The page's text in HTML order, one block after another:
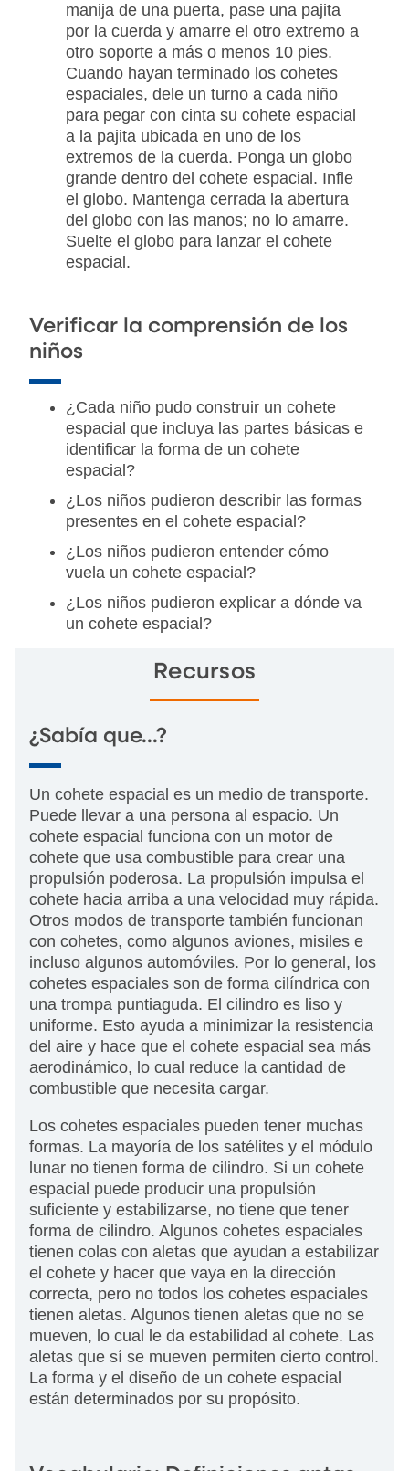
manija de una puerta, pase una pajita
por la cuerda y amarre el otro extremo a
otro soporte a más o menos 10 pies.
Cuando hayan terminado los cohetes
espaciales, dele un turno a cada niño
para pegar con cinta su cohete espacial
a la pajita ubicada en uno de los
extremos de la cuerda. Ponga un globo
grande dentro del cohete espacial. Infle
el globo. Mantenga cerrada la abertura
del globo con las manos; no lo amarre.
Suelte el globo para lanzar el cohete
espacial.
Verificar la comprensión de los
niños
¿Cada niño pudo construir un cohete
espacial que incluya las partes básicas e
identificar la forma de un cohete
espacial?
¿Los niños pudieron describir las formas
presentes en el cohete espacial?
¿Los niños pudieron entender cómo
vuela un cohete espacial?
¿Los niños pudieron explicar a dónde va
un cohete espacial?
Recursos
¿Sabía que...?
Un cohete espacial es un medio de transporte.
Puede llevar a una persona al espacio. Un
cohete espacial funciona con un motor de
cohete que usa combustible para crear una
propulsión poderosa. La propulsión impulsa el
cohete hacia arriba a una velocidad muy rápida.
Otros modos de transporte también funcionan
con cohetes, como algunos aviones, misiles e
incluso algunos automóviles. Por lo general, los
cohetes espaciales son de forma cilíndrica con
una trompa puntiaguda. El cilindro es liso y
uniforme. Esto ayuda a minimizar la resistencia
del aire y hace que el cohete espacial sea más
aerodinámico, lo cual reduce la cantidad de
combustible que necesita cargar.
Los cohetes espaciales pueden tener muchas
formas. La mayoría de los satélites y el módulo
lunar no tienen forma de cilindro. Si un cohete
espacial puede producir una propulsión
suficiente y estabilizarse, no tiene que tener
forma de cilindro. Algunos cohetes espaciales
tienen colas con aletas que ayudan a estabilizar
el cohete y hacer que vaya en la dirección
correcta, pero no todos los cohetes espaciales
tienen aletas. Algunos tienen aletas que no se
mueven, lo cual le da estabilidad al cohete. Las
aletas que sí se mueven permiten cierto control.
La forma y el diseño de un cohete espacial
están determinados por su propósito.